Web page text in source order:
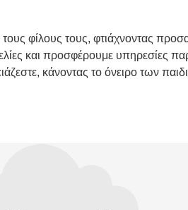
φίλους τους, φτιάχνοντας
και προσφέρουμε υπηρεσίες
κάνοντας το όνειρο των